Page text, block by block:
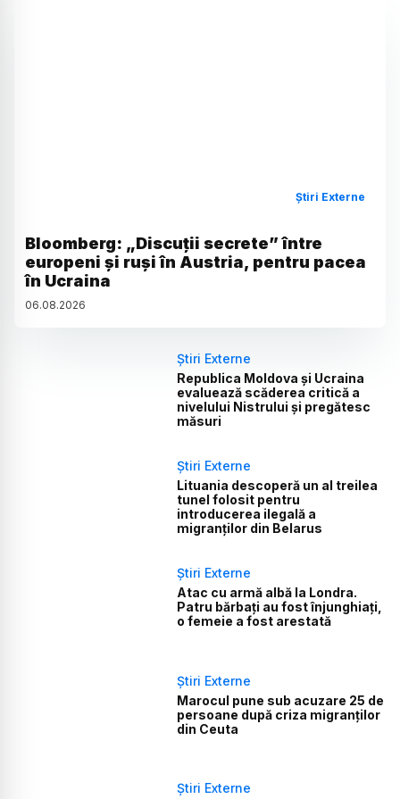
Știri Externe
Bloomberg: „Discuții secrete” între
europeni și ruși în Austria, pentru pacea
în Ucraina
06.08.2026
Știri Externe
Republica Moldova și Ucraina
evaluează scăderea critică a
nivelului Nistrului și pregătesc
măsuri
Știri Externe
Lituania descoperă un al treilea
tunel folosit pentru
introducerea ilegală a
migranților din Belarus
Știri Externe
Atac cu armă albă la Londra.
Patru bărbați au fost înjunghiați,
o femeie a fost arestată
Știri Externe
Marocul pune sub acuzare 25 de
persoane după criza migranților
din Ceuta
Știri Externe